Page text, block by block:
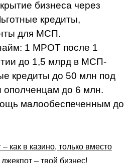
бизнеса через
кредиты,
для МСП.
1 МРОТ после 1
до 1,5 млрд в МСП-
кредиты до 50 млн под
до 6 млн.
малообеспеченным до
как в казино, только вместо
– твой бизнес!